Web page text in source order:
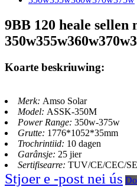
9BB 120 heale sellen
Koarte beskriuwing:
Merk: Amso Solar
Model: ASSK-350M
Power Range: 350w-375w
Grutte: 1776*1052*35mm
Trochrintiid: 10 dagen
Garânsje: 25 jier
Sertifisearre: TUV/CE/CEC/
Stjoer e -post nei ús